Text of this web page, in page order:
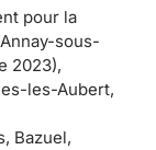
pour la
sous-
2023),
les-Aubert,
Bazuel,